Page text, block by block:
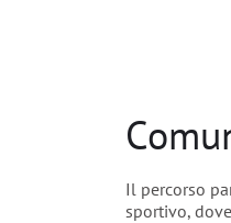
Il percorso
sportivo,